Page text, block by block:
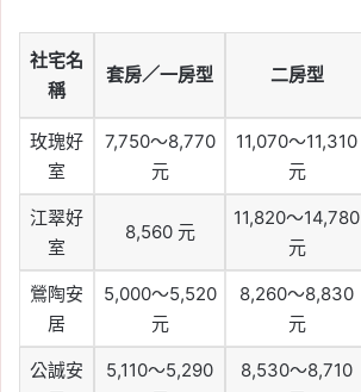
社宅名
稱
套房／一房型 二房型
玫瑰好
室
7,750～8,770
元
11,070～11,310
元
江翠好
室
8,560 元
11,820～14,780
元
鶯陶安
居
5,000～5,520
元
8,260～8,830
元
公誠安
5,110～5,290
8,530～8,710